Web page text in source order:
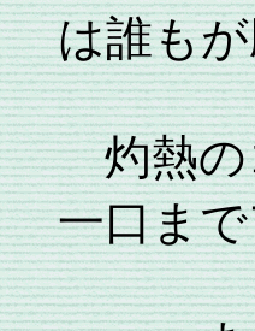
は誰も
灼熱の
一口ま